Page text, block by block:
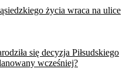
życia wraca na ulice
się decyzja Piłsudskiego
wcześniej?